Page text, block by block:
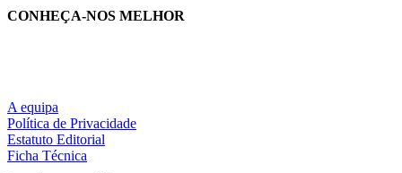
Ana Paula Martins avançou que o Ministério da Saúde vai ter reuniões
Reorganização das urgências de Obstetrícia e Pediatria vai
CONHEÇA-NOS MELHOR
A equipa
Política de Privacidade
Estatuto Editorial
Ficha Técnica